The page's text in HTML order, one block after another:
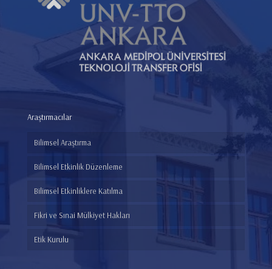
Araştırmacılar
Bilimsel Araştırma
Bilimsel Etkinlik Düzenleme
Bilimsel Etkinliklere Katılma
Fikri ve Sınai Mülkiyet Hakları
Etik Kurulu